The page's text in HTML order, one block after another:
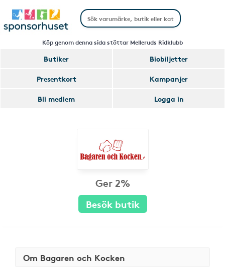
Köp genom denna sida stöttar Melleruds Ridklubb
Butiker
Biobiljetter
Presentkort
Kampanjer
Bli medlem
Logga in
Ger 2%
Besök butik
Om Bagaren och Kocken